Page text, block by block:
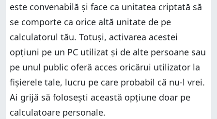
este convenabilă și face ca unitatea criptată să
se comporte ca orice altă unitate de pe
calculatorul tău. Totuși, activarea acestei
opțiuni pe un PC utilizat și de alte persoane sau
pe unul public oferă acces oricărui utilizator la
fișierele tale, lucru pe care probabil că nu-l vrei.
Ai grijă să folosești această opțiune doar pe
calculatoare personale.